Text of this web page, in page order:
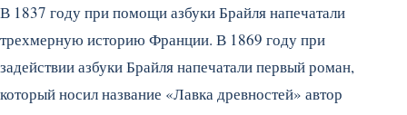
В 1837 году при помощи азбуки Брайля напечатали
трехмерную историю Франции. В 1869 году при
задействии азбуки Брайля напечатали первый роман,
который носил название «Лавка древностей» автор